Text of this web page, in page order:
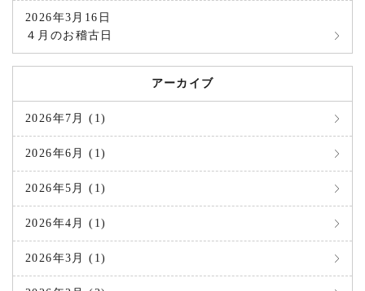
2026年3月16日
４月のお稽古日
アーカイブ
2026年7月 (1)
2026年6月 (1)
2026年5月 (1)
2026年4月 (1)
2026年3月 (1)